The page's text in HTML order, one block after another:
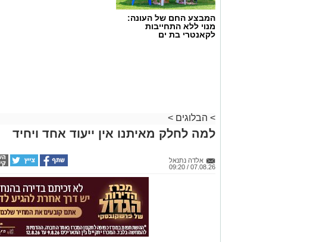
המבצע החם של העונה:
מנוי ללא התחייבות
לקאנטרי בת ים
> הבלוגים >
למה לחלק מאיתנו אין ייעוד אחד ויחיד
אלדה נתנאל
07.08.26 / 09:20